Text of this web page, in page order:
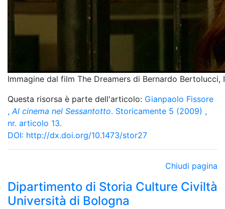
Immagine dal film The Dreamers di Bernardo Bertolucci,
Questa risorsa è parte dell'articolo: Gianpaolo Fissore
,Al cinema nel Sessantotto. Storicamente 5 (2009) ,
nr. articolo 13.
DOI: http://dx.doi.org/10.1473/stor27
Chiudi pagina
Dipartimento di Storia Culture Civiltà
Università di Bologna